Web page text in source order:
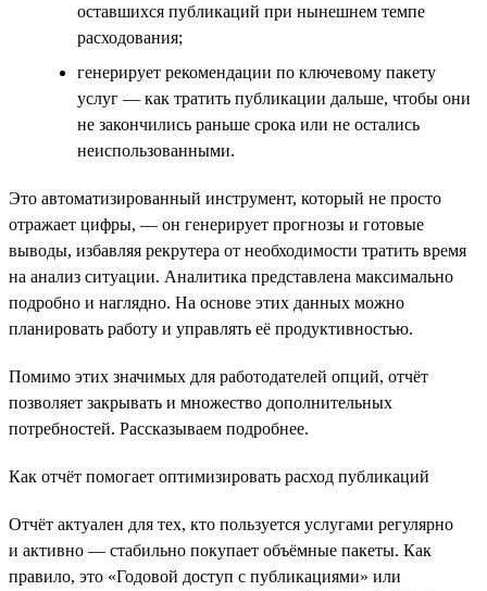
оставшихся публикаций при нынешнем темпе
расходования;
генерирует рекомендации по ключевому пакету
услуг — как тратить публикации дальше, чтобы они
не закончились раньше срока или не остались
неиспользованными.
Это автоматизированный инструмент, который не просто
отражает цифры, — он генерирует прогнозы и готовые
выводы, избавляя рекрутера от необходимости тратить время
на анализ ситуации. Аналитика представлена максимально
подробно и наглядно. На основе этих данных можно
планировать работу и управлять её продуктивностью.
Помимо этих значимых для работодателей опций, отчёт
позволяет закрывать и множество дополнительных
потребностей. Рассказываем подробнее.
Как отчёт помогает оптимизировать расход публикаций
Отчёт актуален для тех, кто пользуется услугами регулярно
и активно — стабильно покупает объёмные пакеты. Как
правило, это «Годовой доступ с публикациями» или